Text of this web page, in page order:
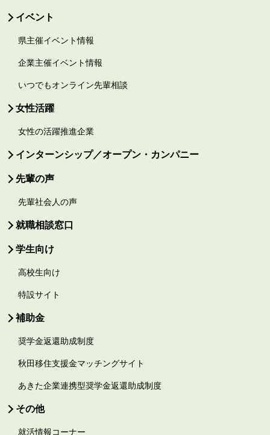
イベント
県主催イベント情報
企業主催イベント情報
いつでもオンライン先輩相談
女性活躍
女性の活躍推進企業
インターンシップ／オープン・カンパニー
先輩の声
先輩社会人の声
就職相談窓口
学生向け
高校生向け
特設サイト
補助金
奨学金返還助成制度
秋田移住支援金マッチングサイト
あきた企業連携型奨学金返還助成制度
その他
就活情報コーナー